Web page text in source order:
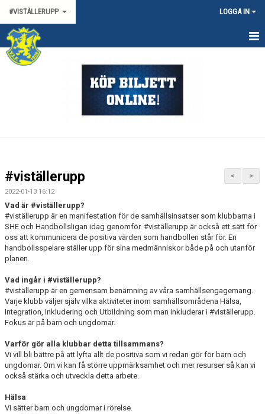
#VISTÄLLERUPP LOGGA IN
HEM
DOKUMENT
KONTAKT
>
<
#viställerupp
2022-01-13 16:12
Vad är #viställerupp?
#viställerupp är en manifestation för de samhällsinsatser som klubbarna i
SHE och Handbollsligan idag genomför. #viställerupp är också ett sätt för
oss att kommunicera de positiva värden som handbollen står för. En
handbollsspelare ställer upp för sina medmänniskor både på och utanför
planen.
Vad ingår i #viställerupp?
#viställerupp är en gemensam benämning av våra samhällsengagemang.
Varje klubb väljer själv vilka aktiviteter inom samhällsområdena Hälsa,
Integration, Inkludering och Utbildning som man inkluderar i #viställerupp.
Fokus är på barn och ungdomar.
Varför gör alla klubbar detta tillsammans?
Vi vill bli bättre på att lyfta allt de positiva som vi redan gör för barn och
ungdomar. Om vi kan få större uppmärksamhet och mer resurser så kan vi
också stärka och utveckla detta arbete.
Hälsa
Vi sätter barn och ungdomar i rörelse.